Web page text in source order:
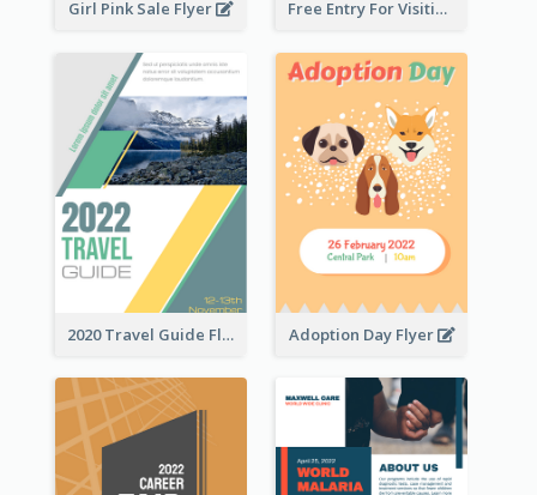
Girl Pink Sale Flyer Free Entry For Visiting Art Fest Flyer
2020 Travel Guide Flyer Adoption Day Flyer